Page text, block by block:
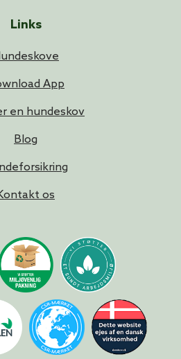
Links
App
en hundeskov
Blog
os